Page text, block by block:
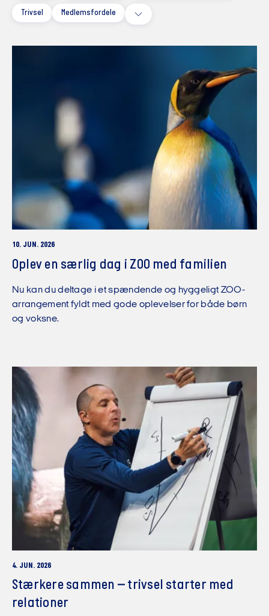
Trivsel Medlemsfordele
10. JUN. 2026
Oplev en særlig dag i ZOO med familien
Nu kan du deltage i et spændende og hyggeligt ZOO-
arrangement fyldt med gode oplevelser for både børn
og voksne.
4. JUN. 2026
Stærkere sammen – trivsel starter med
relationer